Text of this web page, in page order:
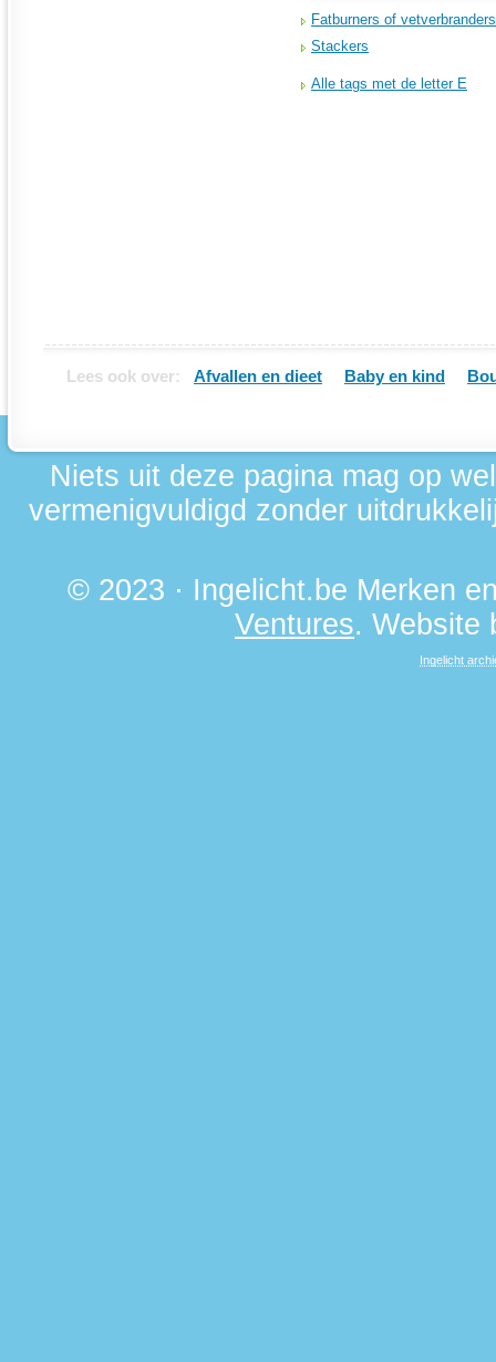
Fatburners of vetverbranders
Stackers
Alle tags met de letter E
Lees ook over: Afvallen en dieet Baby en kind
Niets uit deze pagina mag op
vermenigvuldigd zonder
© 2023 · Ingelicht.be Merken
Ventures. Website
Ingelicht